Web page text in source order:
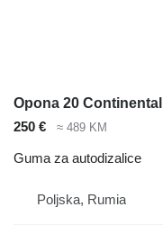
Opona 20 Continental
250 €
≈ 489 KM
Guma za autodizalice
Poljska, Rumia